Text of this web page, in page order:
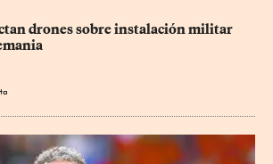
drones sobre instalación militar